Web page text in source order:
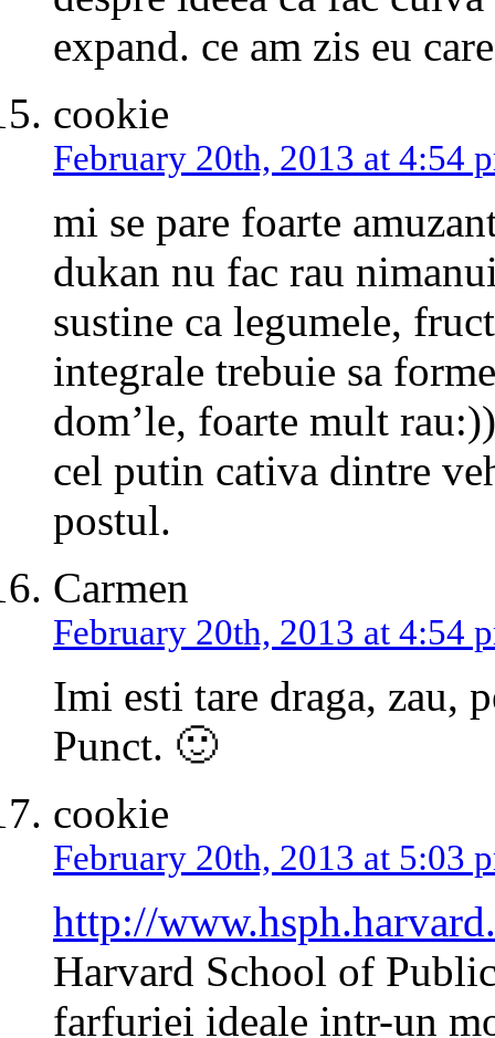
expand. ce am zis eu
cookie
February 20th, 2013 at 4:54
mi se pare foarte
dukan nu fac rau
sustine ca legumele,
integrale trebuie sa
dom’le, foarte mult
cel putin cativa dintre
postul.
Carmen
February 20th, 2013 at 4:54
Imi esti tare draga, zau,
Punct. 🙂
cookie
February 20th, 2013 at 5:03
http://
Harvard School of
farfuriei ideale intr-un